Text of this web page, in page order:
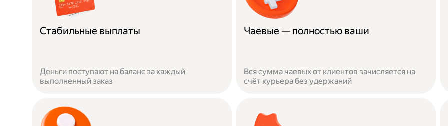
Стабильные выплаты
Деньги поступают на баланс за каждый
выполненный заказ
Чаевые — полностью ваши
Вся сумма чаевых от клиентов зачисляется на
счёт курьера без удержаний